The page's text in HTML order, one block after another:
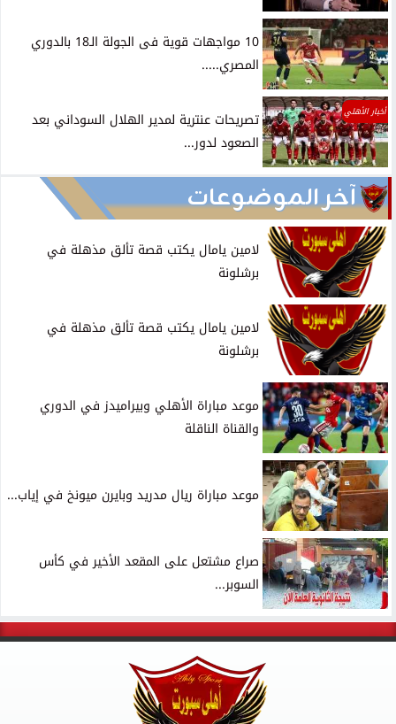
10 مواجهات قوية فى الجولة الـ18 بالدوري
المصري.....
أخبار الأهلي
تصريحات عنترية لمدير الهلال السوداني بعد
الصعود لدور...
آخر الموضوعات
لامين يامال يكتب قصة تألق مذهلة في
برشلونة
لامين يامال يكتب قصة تألق مذهلة في
برشلونة
موعد مباراة الأهلي وبيراميدز في الدوري
والقناة الناقلة
موعد مباراة ريال مدريد وبايرن ميونخ في إياب...
صراع مشتعل على المقعد الأخير في كأس
السوبر...